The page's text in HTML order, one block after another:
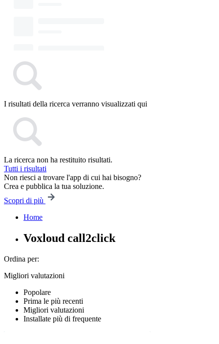
I risultati della ricerca verranno visualizzati qui
La ricerca non ha restituito risultati.
Tutti i risultati
Non riesci a trovare l'app di cui hai bisogno?
Crea e pubblica la tua soluzione.
Scopri di più
Home
Voxloud call2click
Ordina per:
Migliori valutazioni
Popolare
Prima le più recenti
Migliori valutazioni
Installate più di frequente